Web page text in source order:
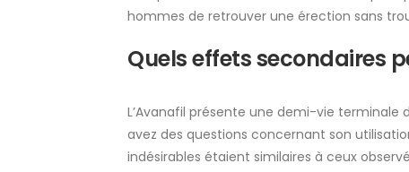
hommes de retrouver une érection sans
Quels effets secondaires
L’Avanafil présente une demi-vie terminale
avez des questions concernant son
indésirables étaient similaires à ceux